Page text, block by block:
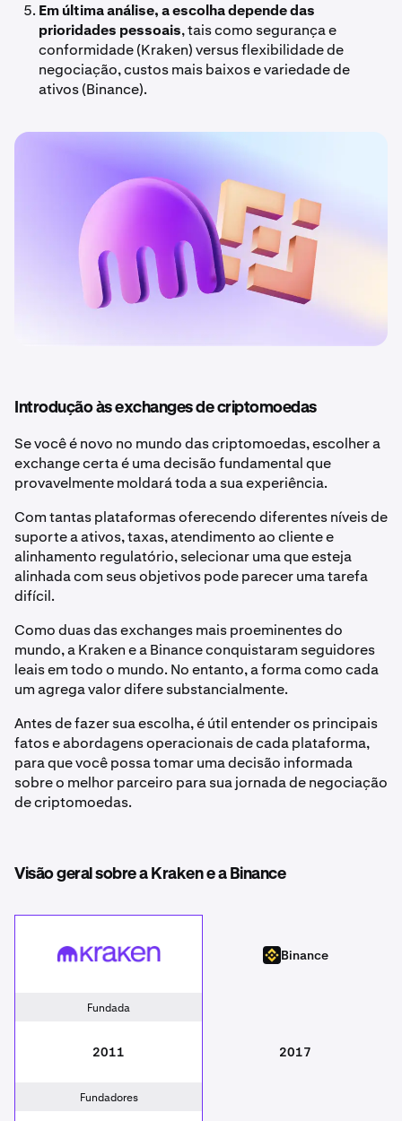
Em última análise, a escolha depende das
prioridades pessoais, tais como segurança e
conformidade (Kraken) versus flexibilidade de
negociação, custos mais baixos e variedade de
ativos (Binance).
Introdução às exchanges de criptomoedas
Se você é novo no mundo das criptomoedas, escolher a
exchange certa é uma decisão fundamental que
provavelmente moldará toda a sua experiência.
Com tantas plataformas oferecendo diferentes níveis de
suporte a ativos, taxas, atendimento ao cliente e
alinhamento regulatório, selecionar uma que esteja
alinhada com seus objetivos pode parecer uma tarefa
difícil.
Como duas das exchanges mais proeminentes do
mundo, a Kraken e a Binance conquistaram seguidores
leais em todo o mundo. No entanto, a forma como cada
um agrega valor difere substancialmente.
Antes de fazer sua escolha, é útil entender os principais
fatos e abordagens operacionais de cada plataforma,
para que você possa tomar uma decisão informada
sobre o melhor parceiro para sua jornada de negociação
de criptomoedas.
Visão geral sobre a Kraken e a Binance
Kraken Binance
Binance
Fundada
2011 2017
Fundadores